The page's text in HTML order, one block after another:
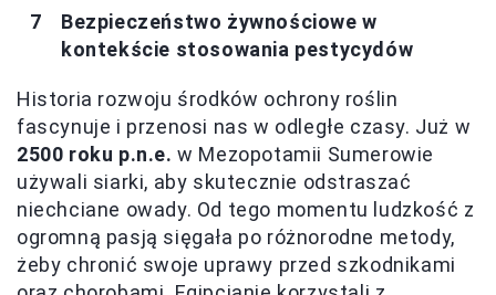
Bezpieczeństwo żywnościowe w
kontekście stosowania pestycydów
Historia rozwoju środków ochrony roślin
fascynuje i przenosi nas w odległe czasy. Już w
2500 roku p.n.e. w Mezopotamii Sumerowie
używali siarki, aby skutecznie odstraszać
niechciane owady. Od tego momentu ludzkość z
ogromną pasją sięgała po różnorodne metody,
żeby chronić swoje uprawy przed szkodnikami